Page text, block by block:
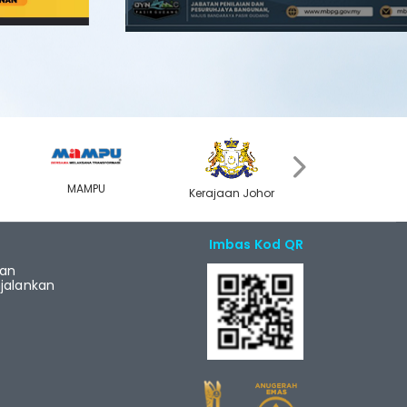
MAMPU Kerajaan Johor
Imbas Kod QR